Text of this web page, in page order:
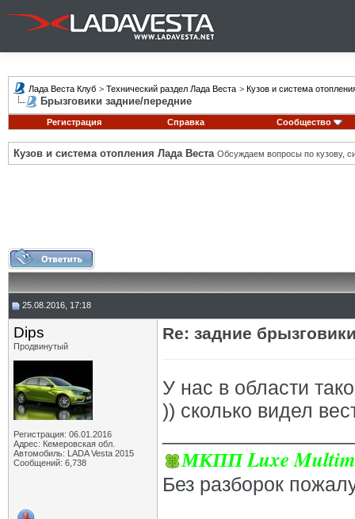
Лада Веста Клуб > Технический раздел Лада Веста > Кузов и система
Брызговики задние/передние
Регистрация Справка Сообщество
Кузов и система отопления Лада Веста Обсуждаем вопросы по кузову,
25.08.2016, 17:18
Dips
Продвинутый
Регистрация: 06.01.2016
Адрес: Кемеровская обл.
Автомобиль: LADA Vesta 2015
Сообщений: 6,738
Re: задние
У нас в области
)) сколько видел
МКПП Luxe
Без разборок